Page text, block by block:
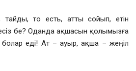
то есть, атты сойып, етін
бе? Оданда ақшасын қолымызға
еді! Ат – ауыр, ақша – жеңіл